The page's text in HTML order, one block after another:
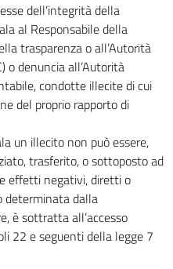
dell’integrità della
al Responsabile della
trasparenza o all’Autorità
o denuncia all’Autorità
condotte illecite di cui
del proprio rapporto di
un illecito non può essere,
trasferito, o sottoposto ad
effetti negativi, diretti o
determinata dalla
è sottratta all’accesso
22 e seguenti della legge 7